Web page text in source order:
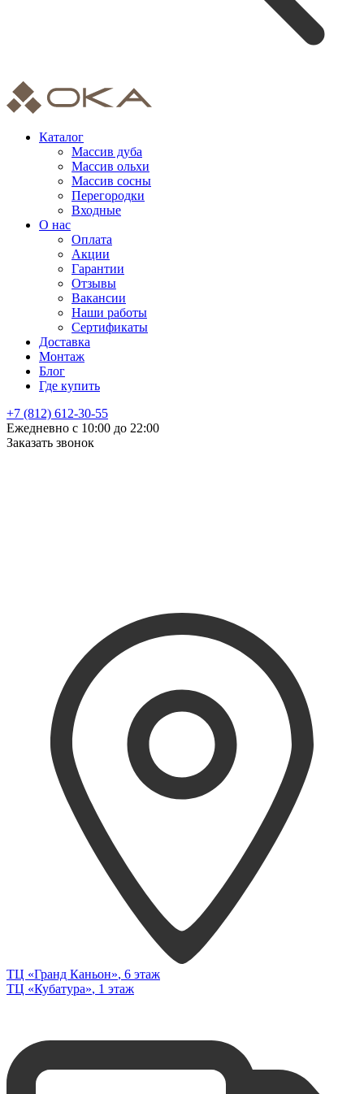
Каталог
Массив дуба
Массив ольхи
Массив сосны
Перегородки
Входные
О нас
Оплата
Акции
Гарантии
Отзывы
Вакансии
Наши работы
Сертификаты
Доставка
Монтаж
Блог
Где купить
+7 (812) 612-30-55
Ежедневно с 10:00 до 22:00
Заказать звонок
ТЦ «Гранд Каньон», 6 этаж
ТЦ «Кубатура», 1 этаж